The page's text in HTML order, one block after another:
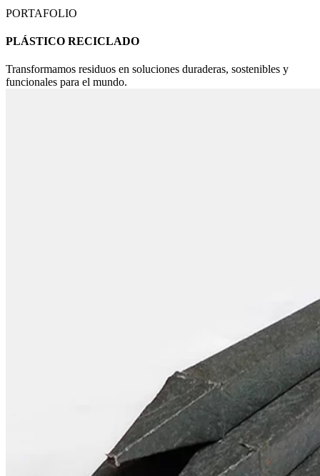
PORTAFOLIO
PLÁSTICO RECICLADO
Transformamos residuos en soluciones duraderas, sostenibles y
funcionales para el mundo.